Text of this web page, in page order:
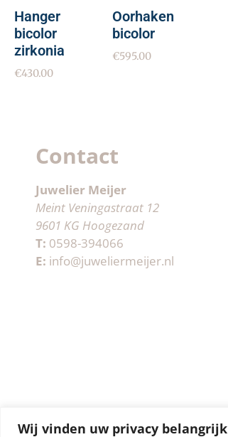
Wij vinden uw privacy belangrijk
Hanger
bicolor
zirkonia
€430.00
Oorhaken
bicolor
€595.00
Contact
Juwelier Meijer
Meint Veningastraat 12
9601 KG Hoogezand
T: 0598-394066
E: info@juweliermeijer.nl